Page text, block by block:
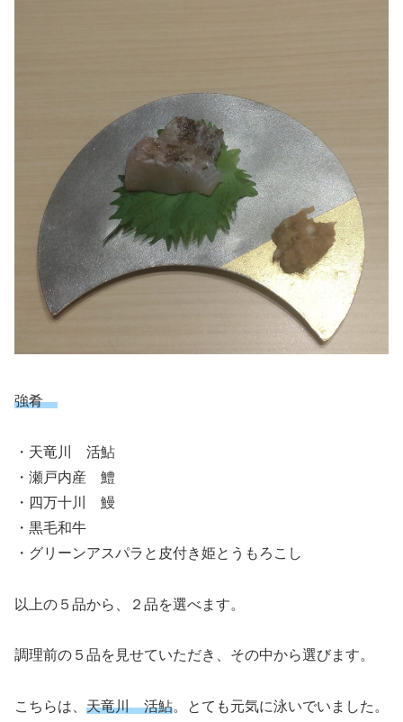
強肴
・天竜川 活鮎
・瀬戸内産 鱧
・四万十川 鰻
・黒毛和牛
・グリーンアスパラと皮付き姫とうもろこし
以上の５品から、２品を選べます。
調理前の５品を見せていただき、その中から選びます。
こちらは、 天竜川 活鮎。とても元気に泳いでいました。